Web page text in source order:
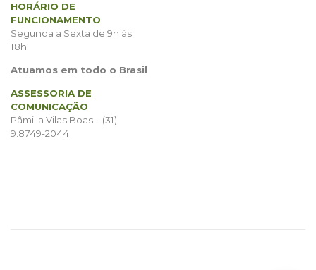
HORÁRIO DE
FUNCIONAMENTO
Segunda a Sexta de 9h às
18h.
Atuamos em todo o Brasil
ASSESSORIA DE
COMUNICAÇÃO
Pâmilla Vilas Boas – (31)
9.8749-2044